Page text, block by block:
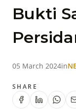
Bukti
05 March 2024in
SHARE